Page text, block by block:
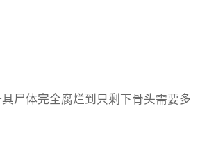
尸体完全腐烂到只剩下骨头需要多